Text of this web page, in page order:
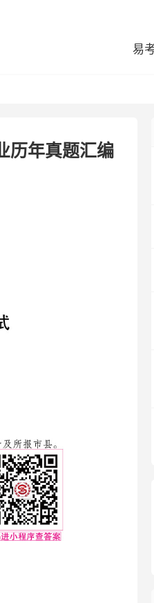
易
历年真题汇编